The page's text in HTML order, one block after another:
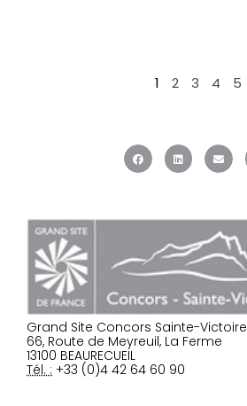
1 2 3 4 5
Grand Site Concors Sainte-Victoire
66, Route de Meyreuil, La Ferme
13100 BEAURECUEIL
Tél. : +33 (0)4 42 64 60 90